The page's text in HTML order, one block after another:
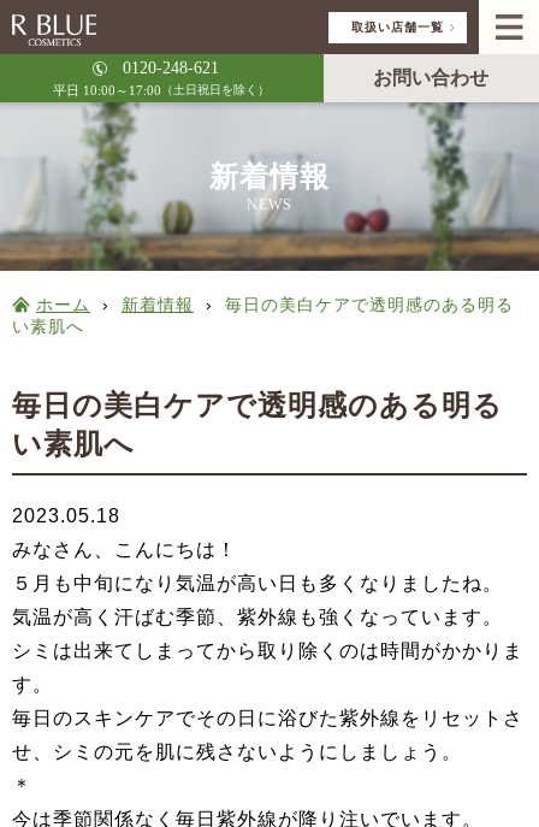
取扱い店舗一覧
0120-248-621
平日 10:00～17:00 （土日祝日を除く）
お問い合わせ
新着情報
NEWS
ホーム › 新着情報 ›
毎日の美白ケアで透明感のある明る
い素肌へ
毎日の美白ケアで透明感のある明る
い素肌へ
2023.05.18
みなさん、こんにちは！
５月も中旬になり気温が高い日も多くなりましたね。
気温が高く汗ばむ季節、紫外線も強くなっています。
シミは出来てしまってから取り除くのは時間がかかりま
す。
毎日のスキンケアでその日に浴びた紫外線をリセットさ
せ、シミの元を肌に残さないようにしましょう。
＊
今は季節関係なく毎日紫外線が降り注いでいます。